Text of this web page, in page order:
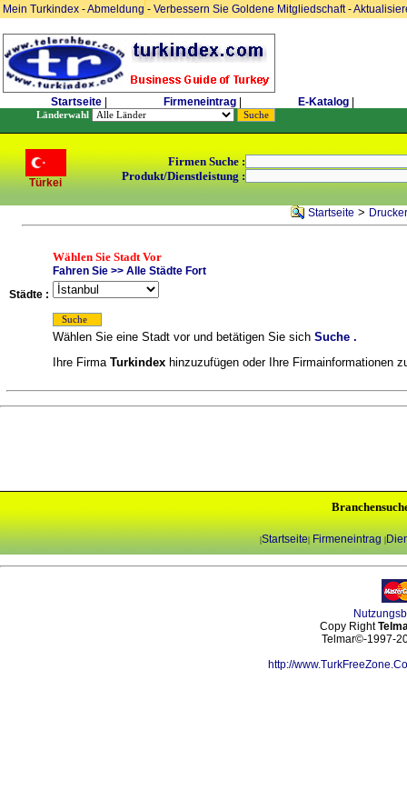
Mein Turkindex -Abmeldung- Verbessern Sie Goldene Mitgliedschaft-
Startseite Firmeneintrag E-Katalog
Länderwahl
Türkei
Firmen Suche :
Produkt/Dienstleistung :
Startseite >
Wählen Sie Stadt Vor
Fahren Sie >> Alle Städte Fort
Städte :
Wählen Sie eine Stadt vor und betätigen Sie sich Suche .
Ihre Firma Turkindex hinzuzufügen oder Ihre Firmainformationen
|Startseite| Firmeneintrag |
Copy Right
Telmar©-1997-
http://